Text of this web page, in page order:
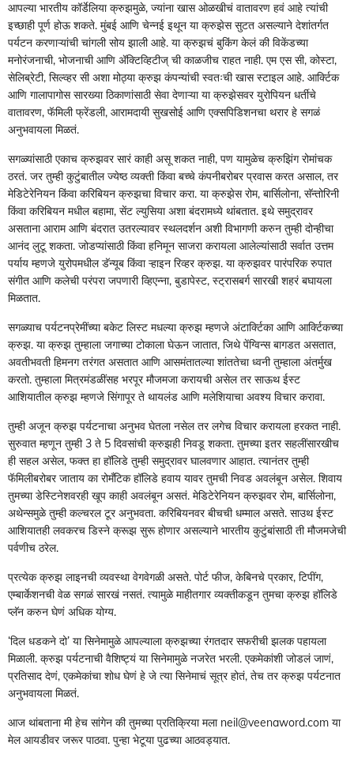
आपल्या भारतीय कॉर्डेलिया क्रुझमुळे, ज्यांना खास ओळखीचं वातावरण हवं आहे त्यांची
इच्छाही पूर्ण होऊ शकते. मुंबई आणि चेन्नई इथून या क्रुझेस सुटत असल्याने देशांतर्गत
पर्यटन करणाऱ्यांची चांगली सोय झाली आहे. या क्रुझचं बुकिंग केलं की विकेंडच्या
मनोरंजनाची, भोजनाची आणि ॲक्टिव्हिटीज्‌‍ ची काळजीच राहत नाही. एम एस सी, कोस्टा,
सेलिब्रेटी, सिल्व्हर सी अशा मोठ्या क्रुझ कंपन्यांची स्वतःची खास स्टाइल आहे. आर्क्टिक
आणि गालापागोस सारख्या ठिकाणांसाठी सेवा देणाऱ्या या क्रुझेसवर युरोपियन धर्तीचे
वातावरण, फॅमिली फ्रेंडली, आरामदायी सुखसोई आणि एक्सपिडिशनचा थरार हे सगळं
अनुभवायला मिळतं.
सगळ्यांसाठी एकाच क्रुझवर सारं काही असू शकत नाही, पण यामुळेच क्रुझिंग रोमांचक
ठरतं. जर तुम्ही कुटुंबातील ज्येष्ठ व्यक्ती किंवा बच्चे कंपनीबरोबर प्रवास करत असाल, तर
मेडिटेरेनियन किंवा करिबियन क्रुझचा विचार करा. या क्रुझेस रोम, बार्सिलोना, सॅन्तोरिनी
किंवा करिबियन मधील बहामा, सेंट ल्युसिया अशा बंदरामध्ये थांबतात. इथे समुद्रावर
असताना आराम आणि बंदरात उतरल्यावर स्थलदर्शन अशी विभागणी करुन तुम्ही दोन्हीचा
आनंद लुटू शकता. जोडप्यांसाठी किंवा हनिमून साजरा करायला आलेल्यांसाठी सर्वात उत्तम
पर्याय म्हणजे युरोपमधील डॅन्यूब किंवा ऱ्हाइन रिव्हर क्रुझ. या क्रुझवर पारंपरिक रुपात
संगीत आणि कलेची परंपरा जपणारी व्हिएन्ना, बुडापेस्ट, स्ट्रासबर्ग सारखी शहरं बघायला
मिळतात.
सगळ्याच पर्यटनप्रेमींच्या बकेट लिस्ट मधल्या क्रुझ म्हणजे अंटार्क्टिका आणि आर्क्टिकच्या
क्रुझ. या क्रुझ तुम्हाला जगाच्या टोकाला घेऊन जातात, जिथे पेंग्विन्स बागडत असतात,
अवतीभवती हिमनग तरंगत असतात आणि आसमंतातल्या शांततेचा ध्वनी तुम्हाला अंतर्मुख
करतो. तुम्हाला मित्रमंडळींसह भरपूर मौजमजा करायची असेल तर साऊथ ईस्ट
आशियातील क्रुझ म्हणजे सिंगापूर ते थायलंड आणि मलेशियाचा अवश्य विचार करावा.
तुम्ही अजून क्रुझ पर्यटनाचा अनुभव घेतला नसेल तर लगेच विचार करायला हरकत नाही.
सुरुवात म्हणून तुम्ही 3 ते 5 दिवसांची क्रुझही निवडू शकता. तुमच्या इतर सहलींसारखीच
ही सहल असेल, फक्त हा हॉलिडे तुम्ही समुद्रावर घालवणार आहात. त्यानंतर तुम्ही
फॅमिलीबरोबर जाताय का रोमँटिक हॉलिडे हवाय यावर तुमची निवड अवलंबून असेल. शिवाय
तुमच्या डेस्टिनेशवरही खूप काही अवलंबून असतं. मेडिटेरेनियन क्रुझवर रोम, बार्सिलोना,
अथेन्समुळे तुम्ही कल्चरल टूर अनुभवता. करिबियनवर बीचची धम्माल असते. साउथ ईस्ट
आशियातही लवकरच डिस्ने क्रूझ सुरू होणार असल्याने भारतीय कुटुंबांसाठी ती मौजमजेची
पर्वणीच ठरेल.
प्रत्येक क्रुझ लाइनची व्यवस्था वेगवेगळी असते. पोर्ट फीज, केबिनचे प्रकार, टिपींग,
एम्बार्केशनची वेळ सगळं सारखं नसतं. त्यामुळे माहीतगार व्यक्तीकडून तुमचा क्रुझ हॉलिडे
प्लॅन करुन घेणं अधिक योग्य.
‌‘दिल धडकने दो‌’ या सिनेमामुळे आपल्याला क्रुझच्या रंगतदार सफरीची झलक पहायला
मिळाली. क्रुझ पर्यटनाची वैशिष्ट्यं या सिनेमामुळे नजरेत भरली. एकमेकांशी जोडलं जाणं,
प्रतिसाद देणं, एकमेकांचा शोध घेणं हे जे त्या सिनेमाचं सूत्र होतं, तेच तर क्रुझ पर्यटनात
अनुभवायला मिळतं.
आज थांबताना मी हेच सांगेन की तुमच्या प्रतिक्रिया मला neil@veenaword.com या
मेल आयडीवर जरूर पाठवा. पुन्हा भेटूया पुढच्या आठवड्यात.